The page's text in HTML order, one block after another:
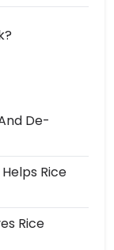
De-
Rice
Rice